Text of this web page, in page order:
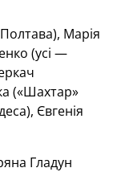
Марія
(усі —
(«Шахтар»
Євгенія
Гладун